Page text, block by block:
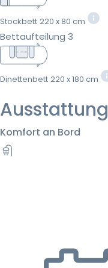
Stockbett 220 x 80 cm
Bettaufteilung 3
Dinettenbett 220 x 180 cm
Ausstattung
Komfort an Bord